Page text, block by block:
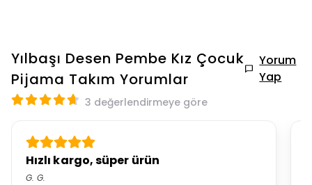
Yılbaşı Desen Pembe Kız Çocuk
Pijama Takım Yorumlar
Yorum
Yap
3 değerlendirmeye göre
Hızlı kargo, süper ürün
G. G.